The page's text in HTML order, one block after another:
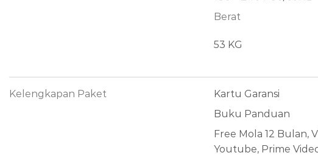
Berat
53 KG
Kelengkapan Paket
Kartu Garansi
Buku Panduan
Free Mola 12 Bulan,
Youtube, Prime